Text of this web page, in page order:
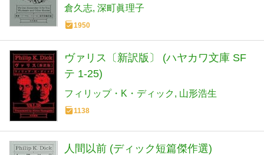
倉久志 深町眞理子
1950
ヴァリス〔新訳版〕 (ハヤカワ文庫 SF
テ 1-25)
フィリップ・K・ディック 山形浩生
1138
人間以前 (ディック短篇傑作選)